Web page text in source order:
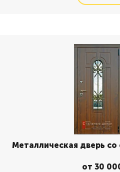
Металлическая дверь
от 30